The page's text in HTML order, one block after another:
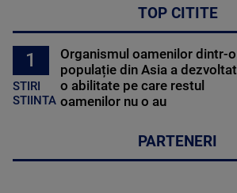
TOP CITITE
1
STIRI
STIINTA
Organismul oamenilor dintr-o
populație din Asia a dezvoltat
o abilitate pe care restul
oamenilor nu o au
PARTENERI